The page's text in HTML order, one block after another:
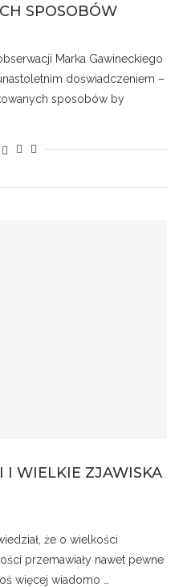
SPOSOBÓW
Marka Gawineckiego
doświadczeniem –
sposobów by
I WIELKIE ZJAWISKA
że o wielkości
przemawiały nawet pewne
więcej wiadomo …